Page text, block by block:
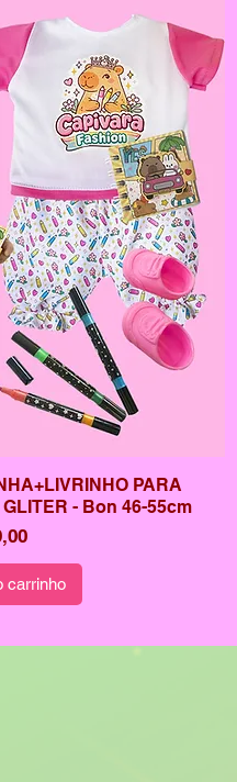
PARA
- Bon 46-55cm
carrinho